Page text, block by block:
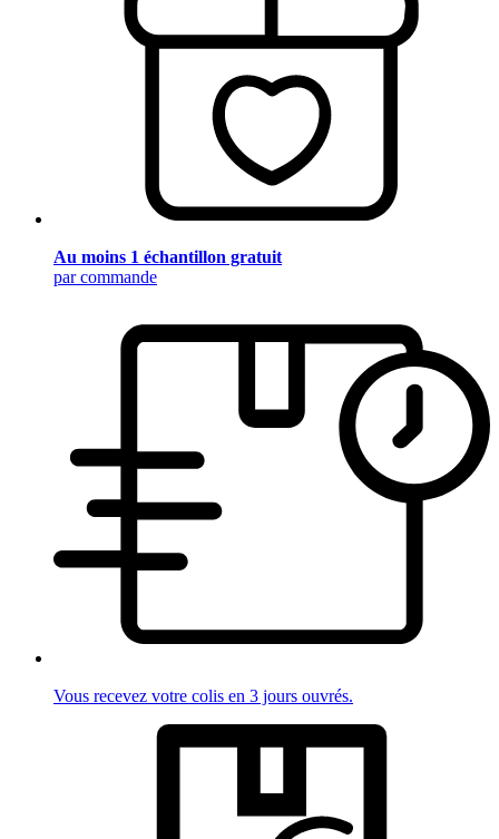
Au moins 1 échantillon gratuit
par commande
Vous recevez votre colis en 3 jours ouvrés.